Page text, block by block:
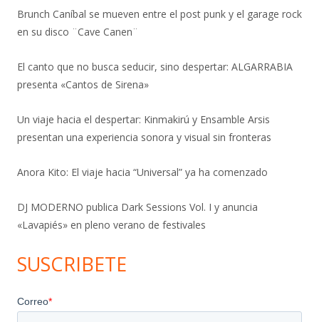
Brunch Caníbal se mueven entre el post punk y el garage rock
en su disco ¨Cave Canen¨
El canto que no busca seducir, sino despertar: ALGARRABIA
presenta «Cantos de Sirena»
Un viaje hacia el despertar: Kinmakirú y Ensamble Arsis
presentan una experiencia sonora y visual sin fronteras
Anora Kito: El viaje hacia “Universal” ya ha comenzado
DJ MODERNO publica Dark Sessions Vol. I y anuncia
«Lavapiés» en pleno verano de festivales
SUSCRIBETE